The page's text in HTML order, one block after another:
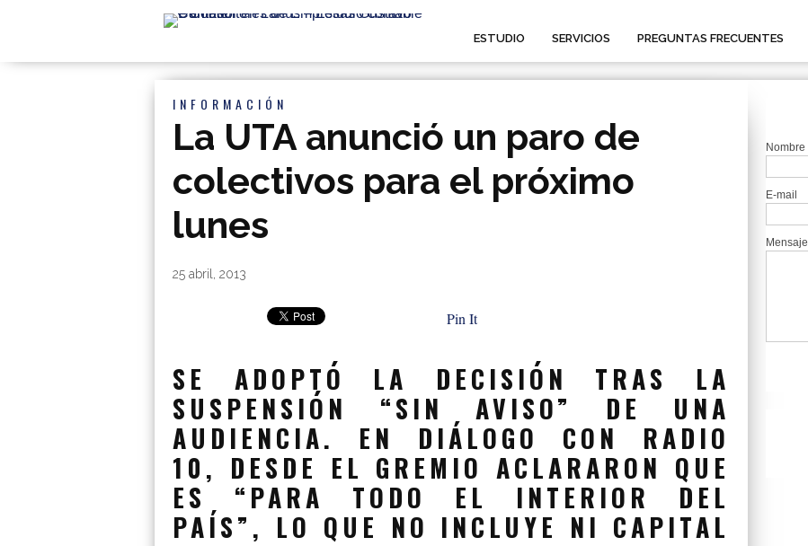
ESTUDIO SERVICIOS PREGUNTAS FRECUENTES
INFORMACIÓN
La UTA anunció un paro de
colectivos para el próximo
lunes
By|
25 abril, 2013
Pin It
SE ADOPTÓ LA DECISIÓN TRAS LA
SUSPENSIÓN “SIN AVISO” DE UNA
AUDIENCIA. EN DIÁLOGO CON RADIO
10, DESDE EL GREMIO ACLARARON QUE
ES “PARA TODO EL INTERIOR DEL
PAÍS”, LO QUE NO INCLUYE NI CAPITAL
Nombre
E-mail
Mensaje